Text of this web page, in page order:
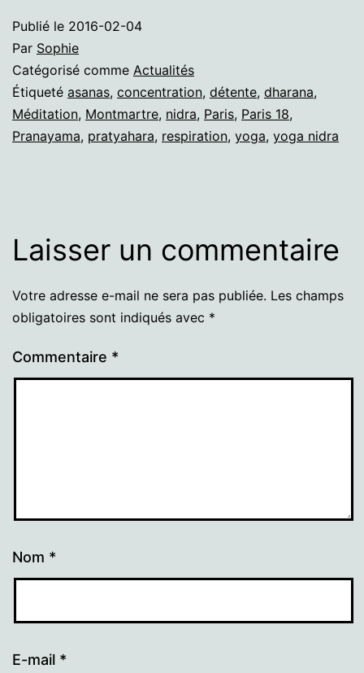
Publié le 2016-02-04
Par Sophie
Catégorisé comme Actualités
Étiqueté asanas, concentration, détente, dharana,
Méditation, Montmartre, nidra, Paris, Paris 18,
Pranayama, pratyahara, respiration, yoga, yoga nidra
Laisser un commentaire
Votre adresse e-mail ne sera pas publiée. Les champs
obligatoires sont indiqués avec *
Commentaire *
Nom *
E-mail *